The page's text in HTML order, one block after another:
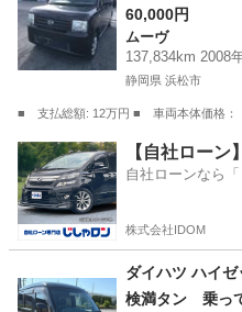
Ｓ ＣＤ 衝突
テアリング パ
60,000円
ムーヴ
137,834km 2008
静岡県 浜松市
■ 支払総額: 12万円 ■ 車両本体価格
静岡 浜松市 ムーヴ
【自社ローン
自社ローンなら
株式会社IDOM
ダイハツ ハイ
検満タン 乗っ